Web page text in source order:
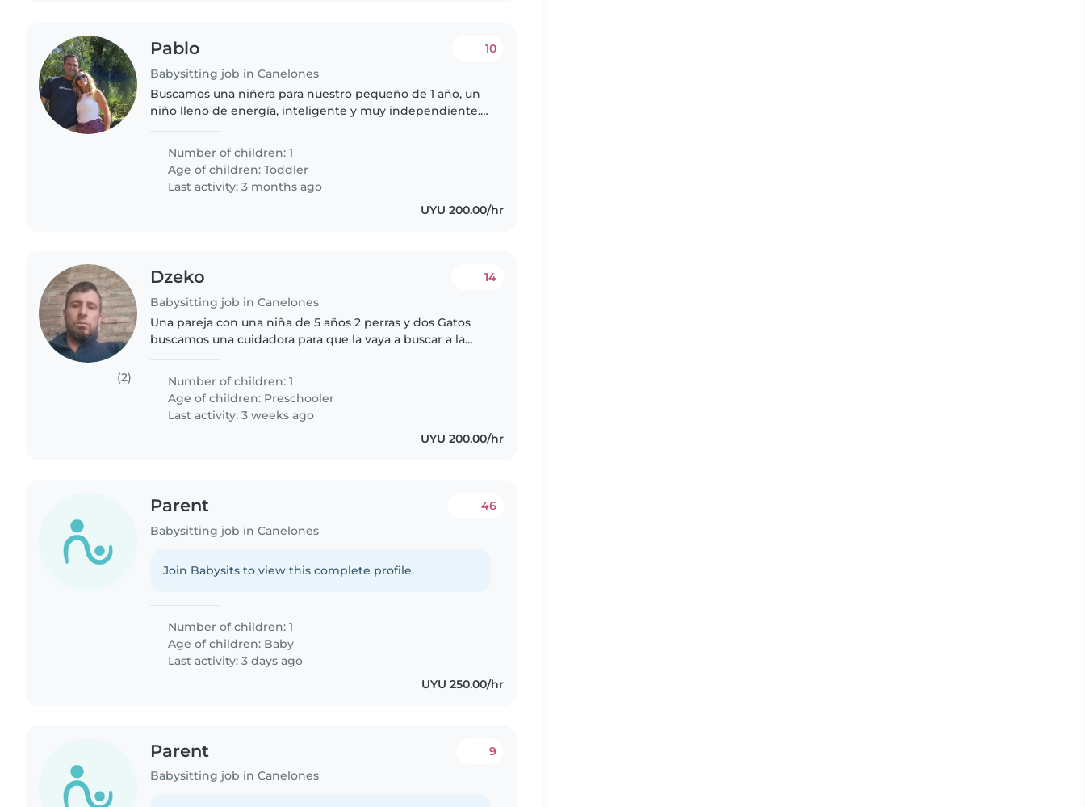
Pablo
Babysitting job in Canelones
10
Buscamos una niñera para nuestro pequeño de 1 año, un
niño lleno de energía, inteligente y muy independiente.
con él. ¡Espero..
Number of children: 1
Age of children:Toddler
Last activity: 3 months ago
UYU 200.00/hr
(2)
Dzeko
Babysitting job in Canelones
14
Una pareja con una niña de 5 años 2 perras y dos Gatos
buscamos una cuidadora para que la vaya a buscar a la
a viernes de..
Number of children: 1
Age of children: Preschooler
Last activity: 3 weeks ago
UYU 200.00/hr
Parent
Babysitting job in Canelones
46
Join Babysits to view this complete profile.
Number of children: 1
Age of children: Baby
Last activity: 3 days ago
UYU 250.00/hr
Parent
Babysitting job in Canelones
9